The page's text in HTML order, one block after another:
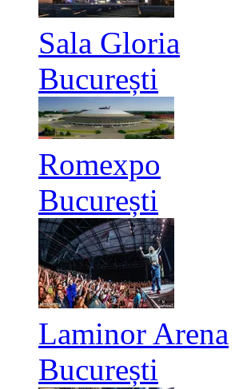
Sala Gloria
București
Romexpo
București
Laminor Arena
București